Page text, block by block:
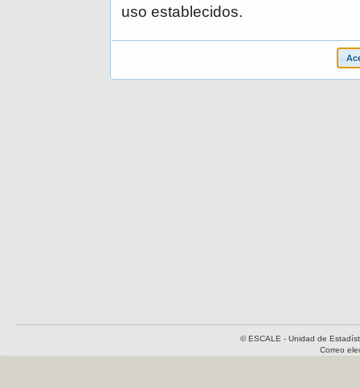
© ESCALE - Unidad de
Correo
uso establecidos.